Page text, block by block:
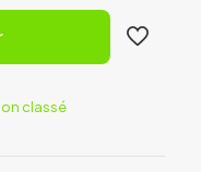
classé